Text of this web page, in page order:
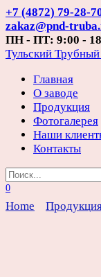
Перейти
к
содержанию
+7 (4872) 79-28-
zakaz@pnd-
ПН - ПТ: 9:00 -
Тульский
Главная
О заводе
Продукция
Фотогалерея
Наши
Контакты
Search
for:
0
Home